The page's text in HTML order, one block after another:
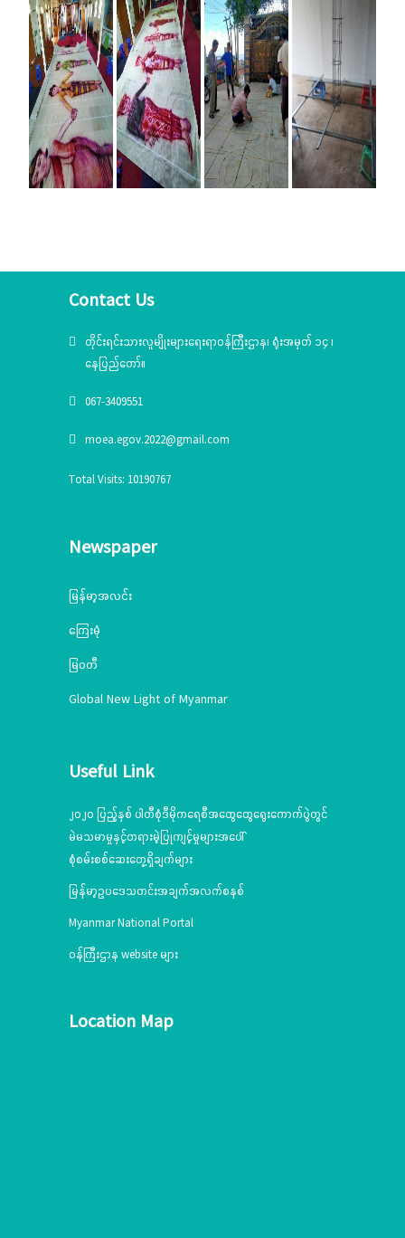
Contact Us
တိုင်းရင်းသားလူမျိုးများရေးရာဝန်ကြီးဌာန၊ ရုံးအမှတ် ၁၄ ၊
နေပြည်တော်။
067-3409551
moea.egov.2022@gmail.com
Total Visits: 10190767
Newspaper
မြန်မာ့အလင်း
ကြေးမုံ
မြဝတီ
Global New Light of Myanmar
Useful Link
၂၀၂၀ ပြည့်နှစ် ပါတီစုံဒီမိုကရေစီအထွေထွေရွေးကောက်ပွဲတွင်
မဲမသမာမှုနှင့်တရားမဲ့ပြုကျင့်မှုများအပေါ်
စုံစမ်းစစ်ဆေးတွေ့ရှိချက်များ
မြန်မာ့ဥပဒေသတင်းအချက်အလက်စနစ်
Myanmar National Portal
ဝန်ကြီးဌာန website များ
Location Map